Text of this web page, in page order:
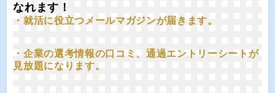
なれます！
・就活に役立つメールマガジンが届きます。
・企業の選考情報の口コミ、通過エントリーシートが
見放題になります。